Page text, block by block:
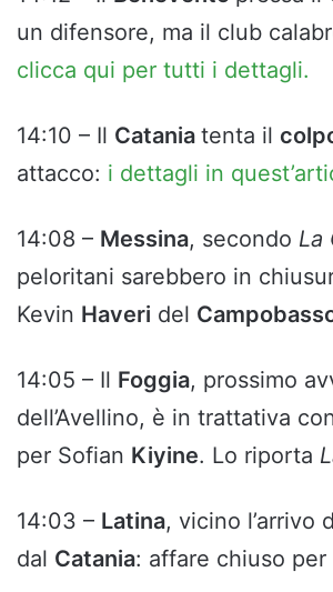
un difensore, ma il club
clicca qui per tutti i dettagli.
14:10 – Il Catania tenta il
attacco: i dettagli in
14:08 – Messina, secondo La
peloritani sarebbero in
Kevin Haveri del
14:05 – Il Foggia, prossimo
dell’Avellino, è in trattativa
per Sofian Kiyine. Lo riporta
14:03 – Latina, vicino l’arrivo
dal Catania: affare chiuso per